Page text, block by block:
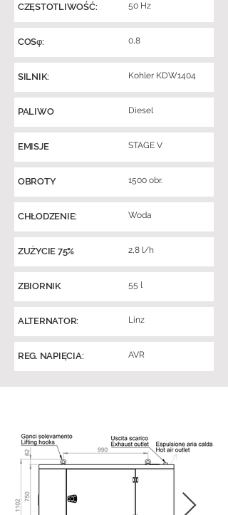
CZĘSTOTLIWOŚĆ: 50 Hz
COSφ: 0,8
SILNIK: Kohler KDW1404
PALIWO Diesel
EMISJE STAGE V
OBROTY 1500 obr.
CHŁODZENIE: Woda
ZUŻYCIE 75% 2,8 l/h
ZBIORNIK 55 l
ALTERNATOR: Linz
REG. NAPIĘCIA: AVR